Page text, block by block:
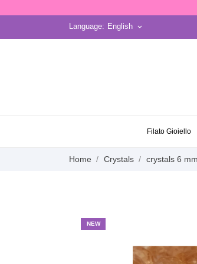
Language: English keyboard_arrow_down
Filato Gioiello
Home Crystals crystals 6 mm
NEW